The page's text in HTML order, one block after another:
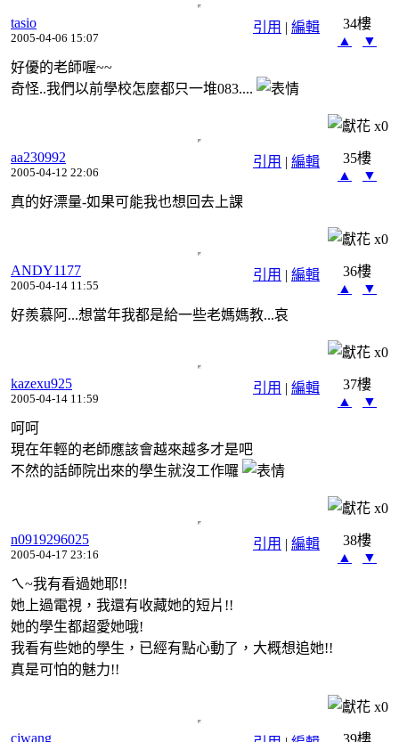
引用 | 編輯
tasio
2005-04-06 15:07
34樓
▲
▼
好優的老師喔~~
奇怪..我們以前學校怎麼都只一堆083....
x0
引用 | 編輯
aa230992
2005-04-12 22:06
35樓
▲
▼
真的好漂量-如果可能我也想回去上課
x0
引用 | 編輯
ANDY1177
2005-04-14 11:55
36樓
▲
▼
好羨慕阿...想當年我都是給一些老媽媽教...哀
x0
引用 | 編輯
kazexu925
2005-04-14 11:59
37樓
▲
▼
呵呵
現在年輕的老師應該會越來越多才是吧
不然的話師院出來的學生就沒工作囉
x0
引用 | 編輯
n0919296025
2005-04-17 23:16
38樓
▲
▼
ㄟ~我有看過她耶!!
她上過電視，我還有收藏她的短片!!
她的學生都超愛她哦!
我看有些她的學生，已經有點心動了，大概想追她!!
真是可怕的魅力!!
x0
cjwang
39樓